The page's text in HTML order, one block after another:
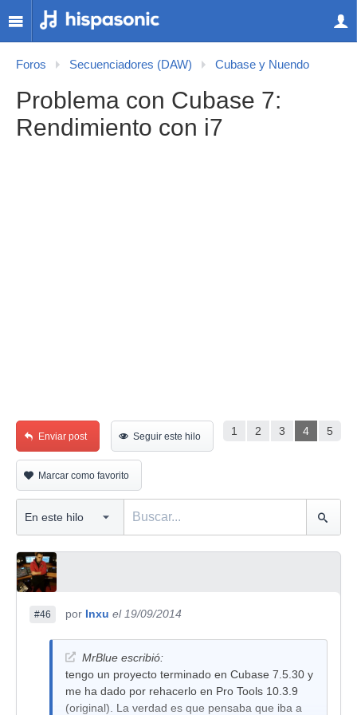
Foros Secuenciadores (DAW) Cubase y Nuendo
Problema con Cubase 7:
Rendimiento con i7
1 2 3 4 5
Enviar post Seguir este hilo
Marcar como favorito
#46 por Inxu el 19/09/2014
MrBlue escribió:
tengo un proyecto terminado en Cubase 7.5.30 y
me ha dado por rehacerlo en Pro Tools 10.3.9
(original). La verdad es que pensaba que iba a